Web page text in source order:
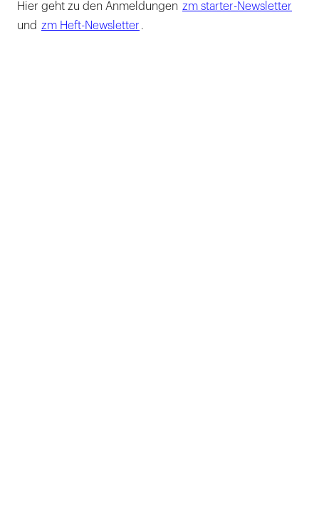
Hier geht zu den Anmeldungen zm starter-Newsletter
und zm Heft-Newsletter .